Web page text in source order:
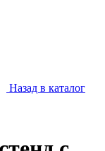
Назад в каталог